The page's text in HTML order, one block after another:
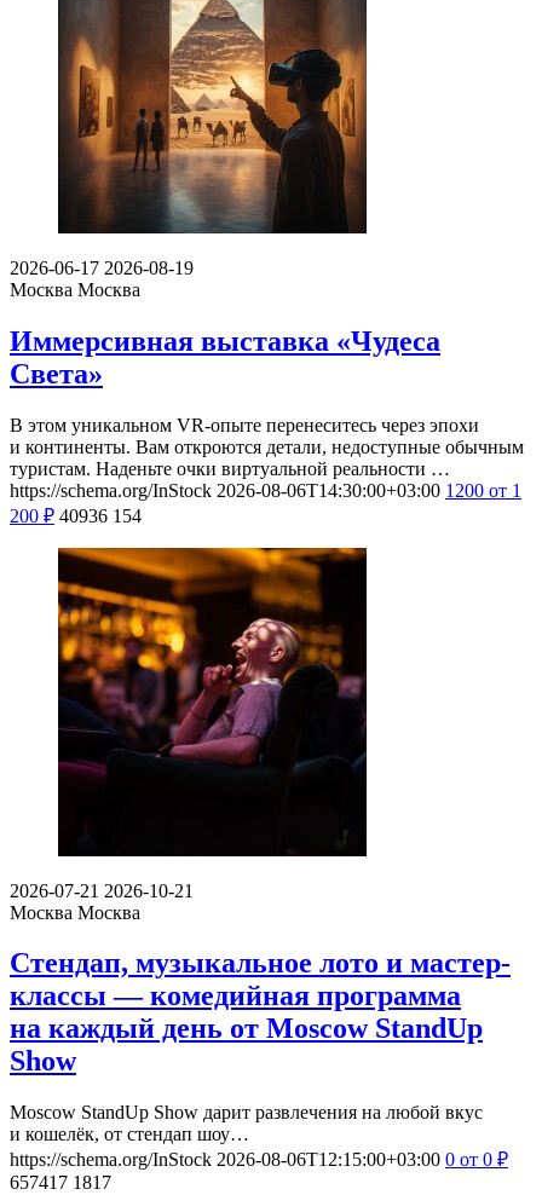
2026-06-17 2026-08-19
Москва Москва
Иммерсивная выставка «Чудеса
Света»
В этом уникальном VR-опыте перенеситесь через эпохи
и континенты. Вам откроются детали, недоступные обычным
туристам. Наденьте очки виртуальной реальности …
https://schema.org/InStock 2026-08-06T14:30:00+03:00 1200 от 1
200 ₽ 40936 154
2026-07-21 2026-10-21
Москва Москва
Стендап, музыкальное лото и мастер-
классы — комедийная программа
на каждый день от Moscow StandUp
Show
Moscow StandUp Show дарит развлечения на любой вкус
и кошелёк, от стендап шоу…
https://schema.org/InStock 2026-08-06T12:15:00+03:00 0 от 0 ₽
657417 1817